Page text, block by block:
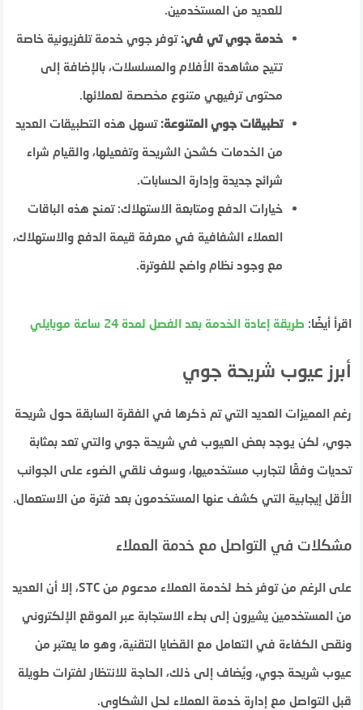
للعديد من المستخدمين.
خدمة جوي تي في: توفر جوي خدمة تلفزيونية خاصة
تتيح مشاهدة الأفلام والمسلسلات، بالإضافة إلى
محتوى ترفيهي متنوع مخصصة لعملائها.
تطبيقات جوي المتنوعة: تسهل هذه التطبيقات العديد
من الخدمات كشحن الشريحة وتفعيلها، والقيام شراء
شرائح جديدة وإدارة الحسابات.
خيارات الدفع ومتابعة الاستهلاك: تمنح هذه الباقات
العملاء الشفافية في معرفة قيمة الدفع والاستهلاك،
مع وجود نظام واضح للفوترة.
اقرأ أيضًا: طريقة إعادة الخدمة بعد الفصل لمدة 24 ساعة موبايلي
أبرز عيوب شريحة جوي
رغم المميزات العديد التي تم ذكرها في الفقرة السابقة حول شريحة
جوي، لكن يوجد بعض العيوب في شريحة جوي والتي تعد بمثابة
تحديات وفقًا لتجارب مستخدميها، وسوف نلقي الضوء على الجوانب
الأقل إيجابية التي كشف عنها المستخدمون بعد فترة من الاستعمال.
مشكلات في التواصل مع خدمة العملاء
على الرغم من توفر خط لخدمة العملاء مدعوم من STC، إلا أن العديد
من المستخدمين يشيرون إلى بطء الاستجابة عبر الموقع الإلكتروني
ونقص الكفاءة في التعامل مع القضايا التقنية، وهو ما يعتبر من
عيوب شريحة جوي، ويُضاف إلى ذلك، الحاجة للانتظار لفترات طويلة
قبل التواصل مع إدارة خدمة العملاء لحل الشكاوى.